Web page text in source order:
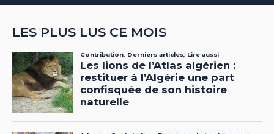
LES PLUS LUS CE MOIS